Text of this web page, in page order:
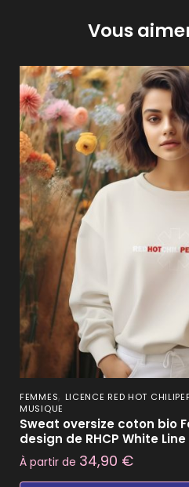
Vous
FEMMES, LICENCE RED HOT
MUSIQUE
Sweat oversize coton bio
design de RHCP White Line
À partir de 34,90 €